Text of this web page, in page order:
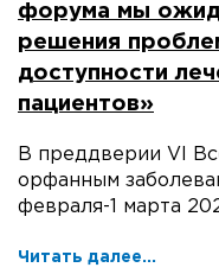
форума мы
решения
доступности
пациентов»
В преддверии VI
орфанным
февраля-1 марта
Читать далее...